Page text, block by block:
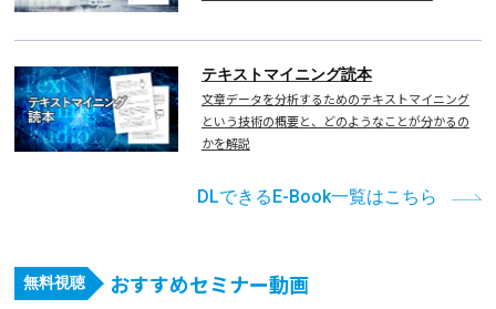
テキストマイニング読本
文章データを分析するためのテキストマイニング
という技術の概要と、どのようなことが分かるの
かを解説
DLできるE-Book一覧はこちら
無料視聴 おすすめセミナー動画